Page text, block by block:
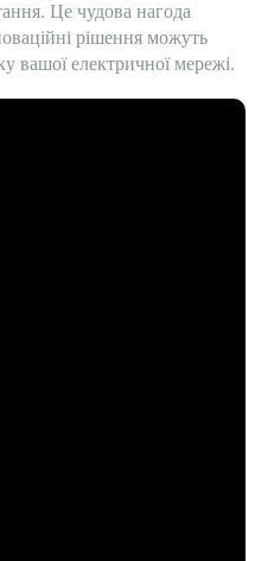
Це чудова нагода
рішення можуть
вашої електричної мережі.